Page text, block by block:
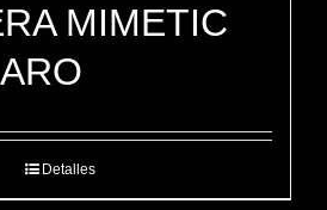
MIMETIC
Detalles